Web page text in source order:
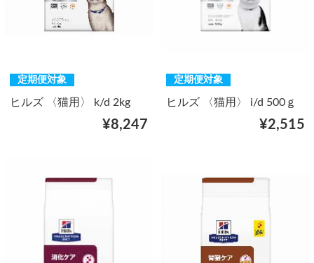
定期便対象
ヒルズ 〈猫用〉 k/d 2kg
¥8,247
定期便対象
ヒルズ 〈猫用〉 i/d 500ｇ
¥2,515